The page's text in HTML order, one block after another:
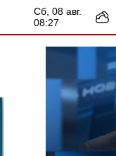
сб, 08 авг.
08:27